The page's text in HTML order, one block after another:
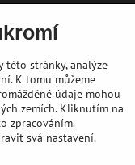
této stránky, analýze
K tomu můžeme
údaje mohou
zemích. Kliknutím na
zpracováním.
svá nastavení.